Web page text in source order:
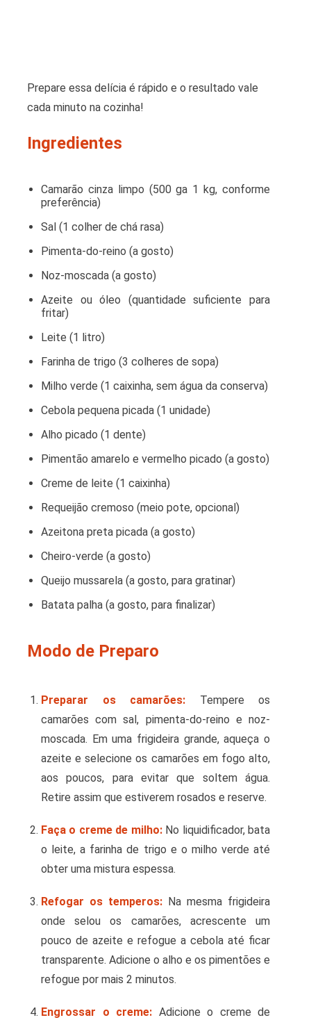
Prepare essa delícia é rápido e o resultado vale
cada minuto na cozinha!
Ingredientes
Camarão cinza limpo (500 ga 1 kg, conforme
preferência)
Sal (1 colher de chá rasa)
Pimenta-do-reino (a gosto)
Noz-moscada (a gosto)
Azeite ou óleo (quantidade suficiente para
fritar)
Leite (1 litro)
Farinha de trigo (3 colheres de sopa)
Milho verde (1 caixinha, sem água da conserva)
Cebola pequena picada (1 unidade)
Alho picado (1 dente)
Pimentão amarelo e vermelho picado (a gosto)
Creme de leite (1 caixinha)
Requeijão cremoso (meio pote, opcional)
Azeitona preta picada (a gosto)
Cheiro-verde (a gosto)
Queijo mussarela (a gosto, para gratinar)
Batata palha (a gosto, para finalizar)
Modo de Preparo
Preparar os camarões: Tempere os
camarões com sal, pimenta-do-reino e noz-
moscada. Em uma frigideira grande, aqueça o
azeite e selecione os camarões em fogo alto,
aos poucos, para evitar que soltem água.
Retire assim que estiverem rosados ​​e reserve.
Faça o creme de milho:No liquidificador, bata
o leite, a farinha de trigo e o milho verde até
obter uma mistura espessa.
Refogar os temperos: Na mesma frigideira
onde selou os camarões, acrescente um
pouco de azeite e refogue a cebola até ficar
transparente. Adicione o alho e os pimentões e
refogue por mais 2 minutos.
Engrossar o creme: Adicione o creme de